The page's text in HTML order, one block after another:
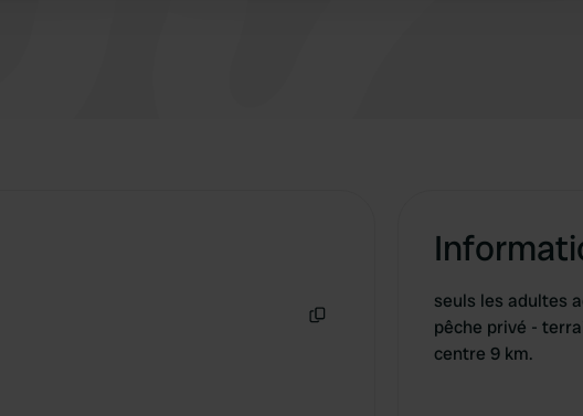
seuls les adultes
pêche privé -
centre 9 km.